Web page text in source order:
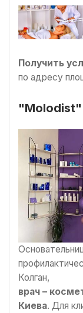
Получить
по адресу
"Molodist"
Колган,
врач –
Киева. Для